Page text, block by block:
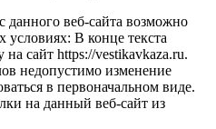
веб-сайта возможно
В конце текста
сайт https://vestikavkaza.ru.
недопустимо изменение
в первоначальном виде.
на данный веб-сайт из